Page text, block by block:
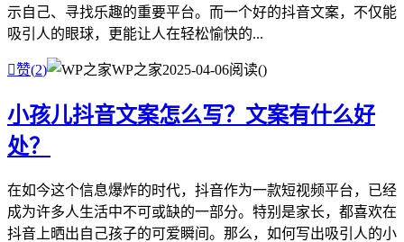
示自己、寻找乐趣的重要平台。而一个好的抖音文案，不仅能
吸引人的眼球，更能让人在轻松愉快的...
赞(2) WP之家2025-04-06阅读()
小孩儿抖音文案怎么写？文案有什么好
处？
在如今这个信息爆炸的时代，抖音作为一款短视频平台，已经
成为许多人生活中不可或缺的一部分。特别是家长，都喜欢在
抖音上晒出自己孩子的可爱瞬间。那么，如何写出吸引人的小